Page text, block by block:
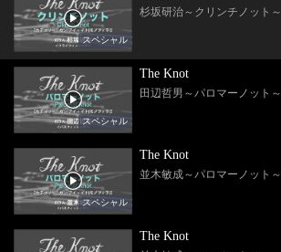
スペシャル
杉坂研治～クリンチノット～
スペシャル
The Knot
田辺哲男～パロマーノット～
スペシャル
The Knot
並木敏成～パロマーノット～
The Knot